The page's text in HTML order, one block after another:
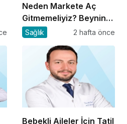
Neden Markete Aç
Gitmemeliyiz? Beynin
Satın Alma Psikolojisi
Sağlık 2 hafta önce
Bebekli Aileler İçin Tatil